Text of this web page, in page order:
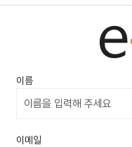
이름
이메일